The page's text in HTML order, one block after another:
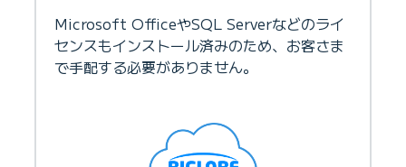
Microsoft OfficeやSQL Serverなどのライ
センスもインストール済みのため、お客さま
で手配する必要がありません。